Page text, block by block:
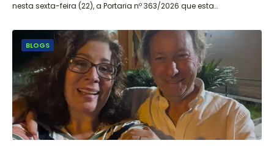
nesta sexta-feira (22), a Portaria nº 363/2026 que esta…
BLOGS